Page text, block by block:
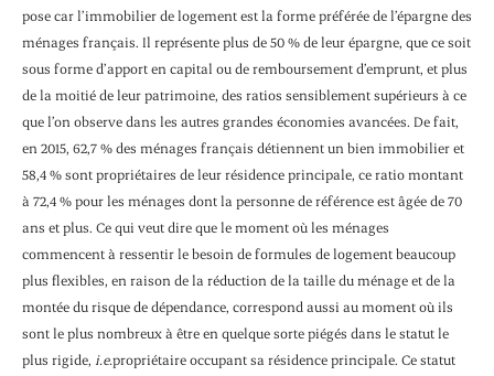
pose car l’immobilier de logement est la forme préférée de l’épargne des
ménages français. Il représente plus de 50 % de leur épargne, que ce soit
sous forme d’apport en capital ou de remboursement d’emprunt, et plus
de la moitié de leur patrimoine, des ratios sensiblement supérieurs à ce
que l’on observe dans les autres grandes économies avancées. De fait,
en 2015, 62,7 % des ménages français détiennent un bien immobilier et
58,4 % sont propriétaires de leur résidence principale, ce ratio montant
à 72,4 % pour les ménages dont la personne de référence est âgée de 70
ans et plus. Ce qui veut dire que le moment où les ménages
commencent à ressentir le besoin de formules de logement beaucoup
plus flexibles, en raison de la réduction de la taille du ménage et de la
montée du risque de dépendance, correspond aussi au moment où ils
sont le plus nombreux à être en quelque sorte piégés dans le statut le
plus rigide, i.e.propriétaire occupant sa résidence principale. Ce statut